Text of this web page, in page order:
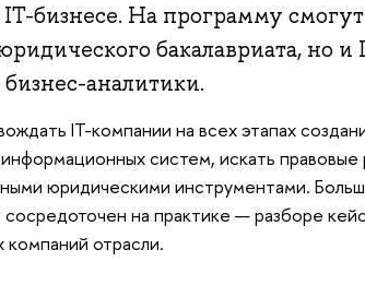
бизнесе. На программу
бакалавриата, но
аналитики.
IT-компании на всех этапах
систем, искать правовые
юридическими инструментами.
на практике — разборе
отрасли.